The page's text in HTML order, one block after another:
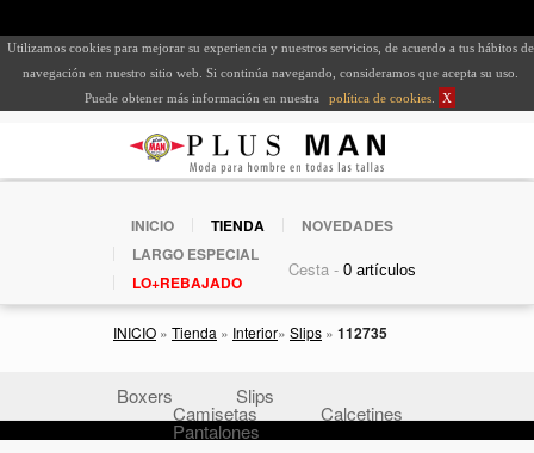
Utilizamos cookies para mejorar su experiencia y nuestros servicios, de acuerdo a tus hábitos de
navegación en nuestro sitio web. Si continúa navegando, consideramos que acepta su uso.
Puede obtener más información en nuestra
política de cookies X
INICIO TIENDA
NOVEDADES
LARGO ESPECIAL
LO+REBAJADO
Cesta -
INICIO » Tienda » Interior» Slips » 112735
Boxers Slips
Camisetas Calcetines
Pantalones